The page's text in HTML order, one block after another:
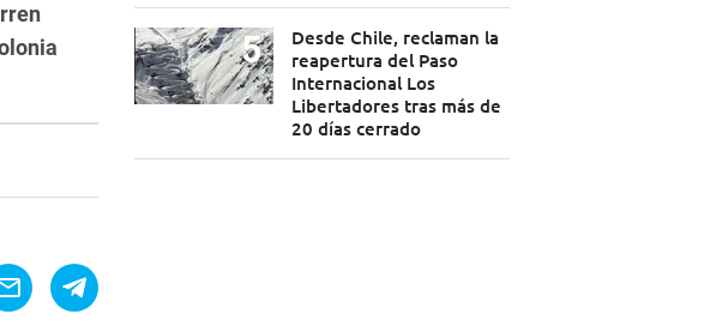
Desde Chile, reclaman la
reapertura del Paso
Internacional Los
Libertadores tras más de
20 días cerrado